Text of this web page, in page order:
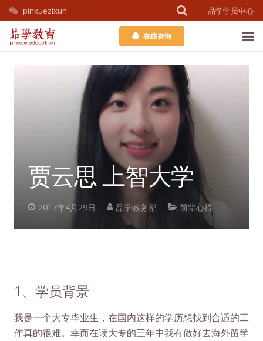
pinxuezixun 品学学员中心
在线咨询
公开课
学员中心
贾云思 上智大学
2017年4月29日 品学教务部 前辈心得
1、学员背景
我是一个大专毕业生，在国内这样的学历想找到合适的工
作真的很难。幸而在读大专的三年中我有做好去海外留学